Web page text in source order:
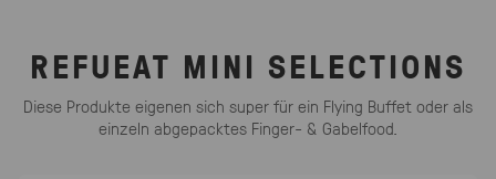
REFUEAT MINI SELECTIONS
Diese Produkte eigenen sich super für ein Flying Buffet oder als
einzeln abgepacktes Finger- & Gabelfood.